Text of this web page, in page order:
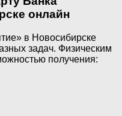
онлайн
в Новосибирске
задач. Физическим
получения: